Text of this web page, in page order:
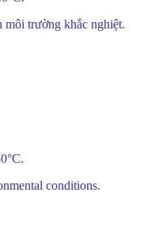
môi trường khắc nghiệt.
conditions.